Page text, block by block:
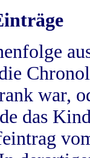
war,
das